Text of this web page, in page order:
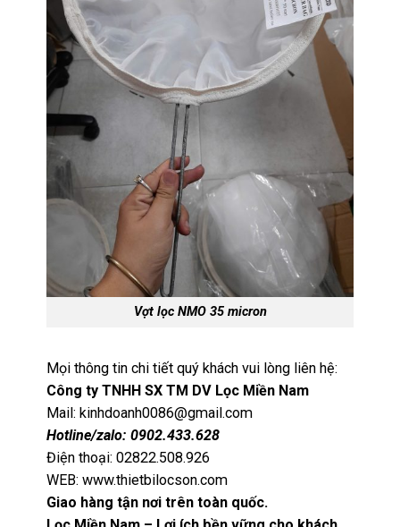
Vợt lọc NMO 35 micron
Mọi thông tin chi tiết quý khách vui lòng liên hệ:
Công ty TNHH SX TM DV Lọc Miền Nam
Mail: kinhdoanh0086@gmail.com
Hotline/zalo: 0902.433.628
Điện thoại: 02822.508.926
WEB: www.thietbilocson.com
Giao hàng tận nơi trên toàn quốc.